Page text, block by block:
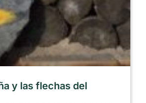
y las flechas del